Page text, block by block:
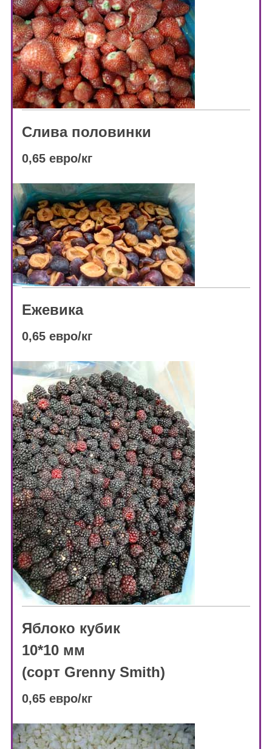
Слива половинки
0,65 евро/кг
Ежевика
0,65 евро/кг
Яблоко кубик
10*10 мм
(сорт Grenny Smith)
0,65 евро/кг